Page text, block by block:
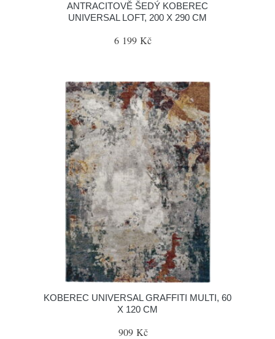
ANTRACITOVĚ ŠEDÝ KOBEREC
UNIVERSAL LOFT, 200 X 290 CM
6 199 Kč
KOBEREC UNIVERSAL GRAFFITI MULTI, 60
X 120 CM
909 Kč